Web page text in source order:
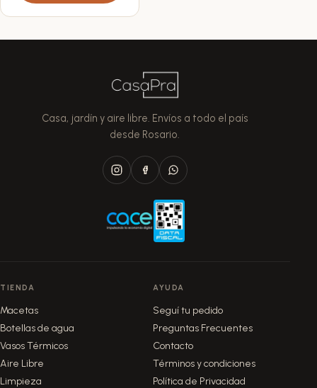
productoCasa, jardín y aire libre. Envíos a todo el país
desde Rosario.
TIENDA
Macetas
Botellas de agua
Vasos Térmicos
Aire Libre
Limpieza
AYUDA
Seguí tu pedido
Preguntas Frecuentes
Contacto
Términos y condiciones
Política de Privacidad